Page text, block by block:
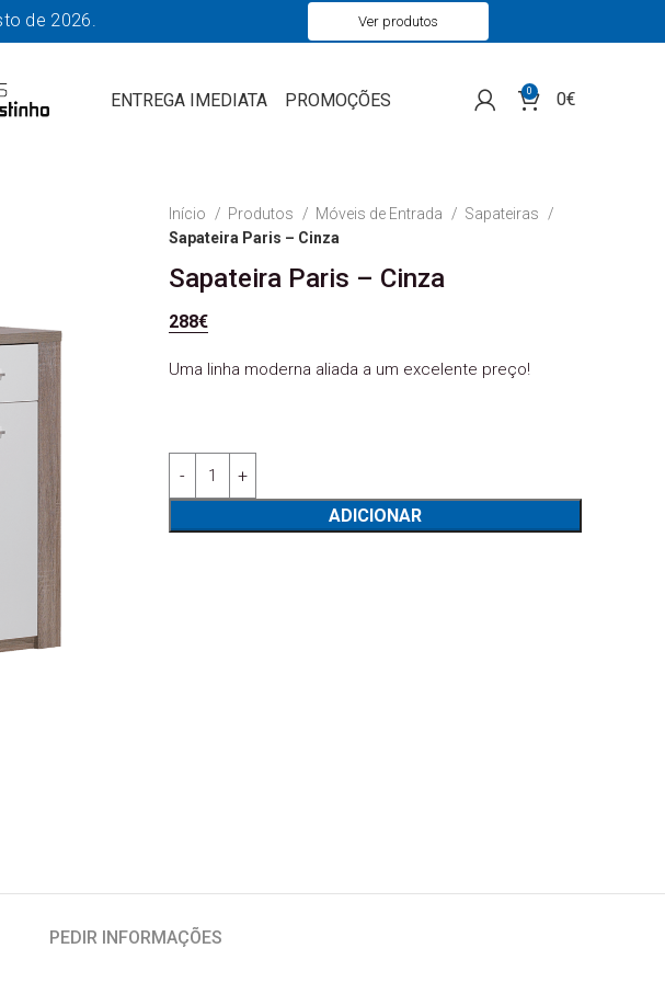
ENTREGA IMEDIATA PROMOÇÕES 0 0€
Início Produtos Móveis de Entrada
Sapateiras
Sapateira Paris – Cinza
Sapateira Paris – Cinza
288€
Uma linha moderna aliada a um excelente preço!
ADICIONAR
PEDIR INFORMAÇÕES
de 2026. Ver produtos